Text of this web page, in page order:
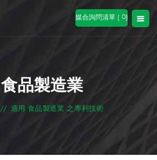
媒合詢問清單 ( 0)
食品製造業
// 適用 食品製造業 之專利技術